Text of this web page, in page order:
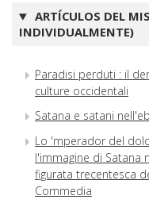
ARTÍCULOS DEL
INDIVIDUALMENTE)
Paradisi perduti : il
culture occidentali
Satana e satani
Lo 'mperador del
l'immagine di Satana
figurata trecentesca
Commedia